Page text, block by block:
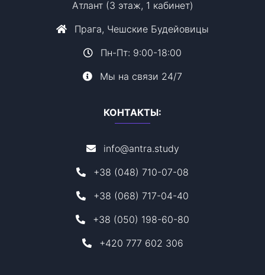
Атлант (3 этаж, 1 кабинет)
Прага, Чешские Будейовицы
Пн-Пт: 9:00-18:00
Мы на связи 24/7
КОНТАКТЫ:
info@antra.study
+38 (048) 710-07-08
+38 (068) 717-04-40
+38 (050) 198-60-80
+420 777 602 306